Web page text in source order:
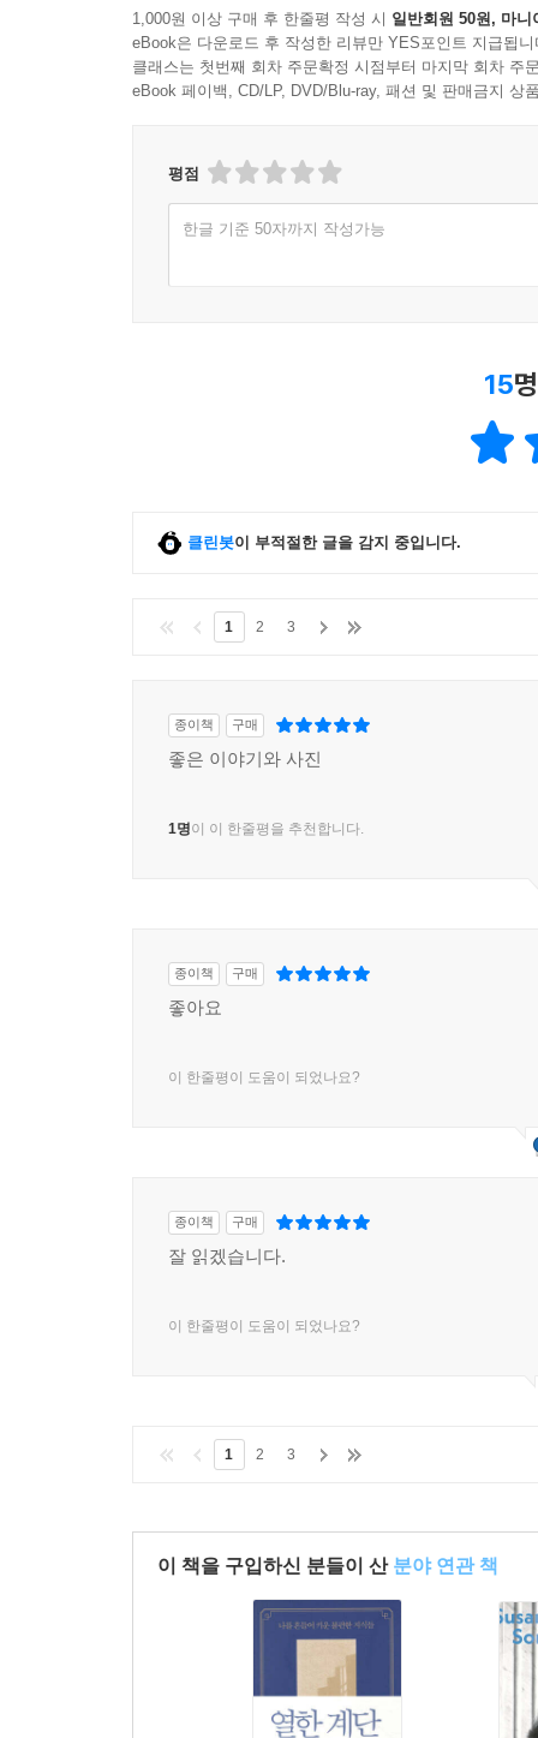
1,000원 이상 구매 후 한줄평 작성 시 일반회원 50원, 마니
eBook은 다운로드 후 작성한 리뷰만 YES포인트 지급됩니
클래스는 첫번째 회차 주문확정 시점부터 마지막 회차 주
eBook 페이백, CD/LP, DVD/Blu-ray, 패션 및 판매금지 상
평점
한글 기준 50자까지 작성가능
15
클린봇이 부적절한 글을 감지 중입니다.
1 2 3
종이책 구매
좋은 이야기와 사진
1명이 이 한줄평을 추천합니다.
종이책 구매
좋아요
이 한줄평이 도움이 되었나요?
종이책 구매
잘 읽겠습니다.
이 한줄평이 도움이 되었나요?
1 2 3
이 책을 구입하신 분들이 산 분야 연관 책